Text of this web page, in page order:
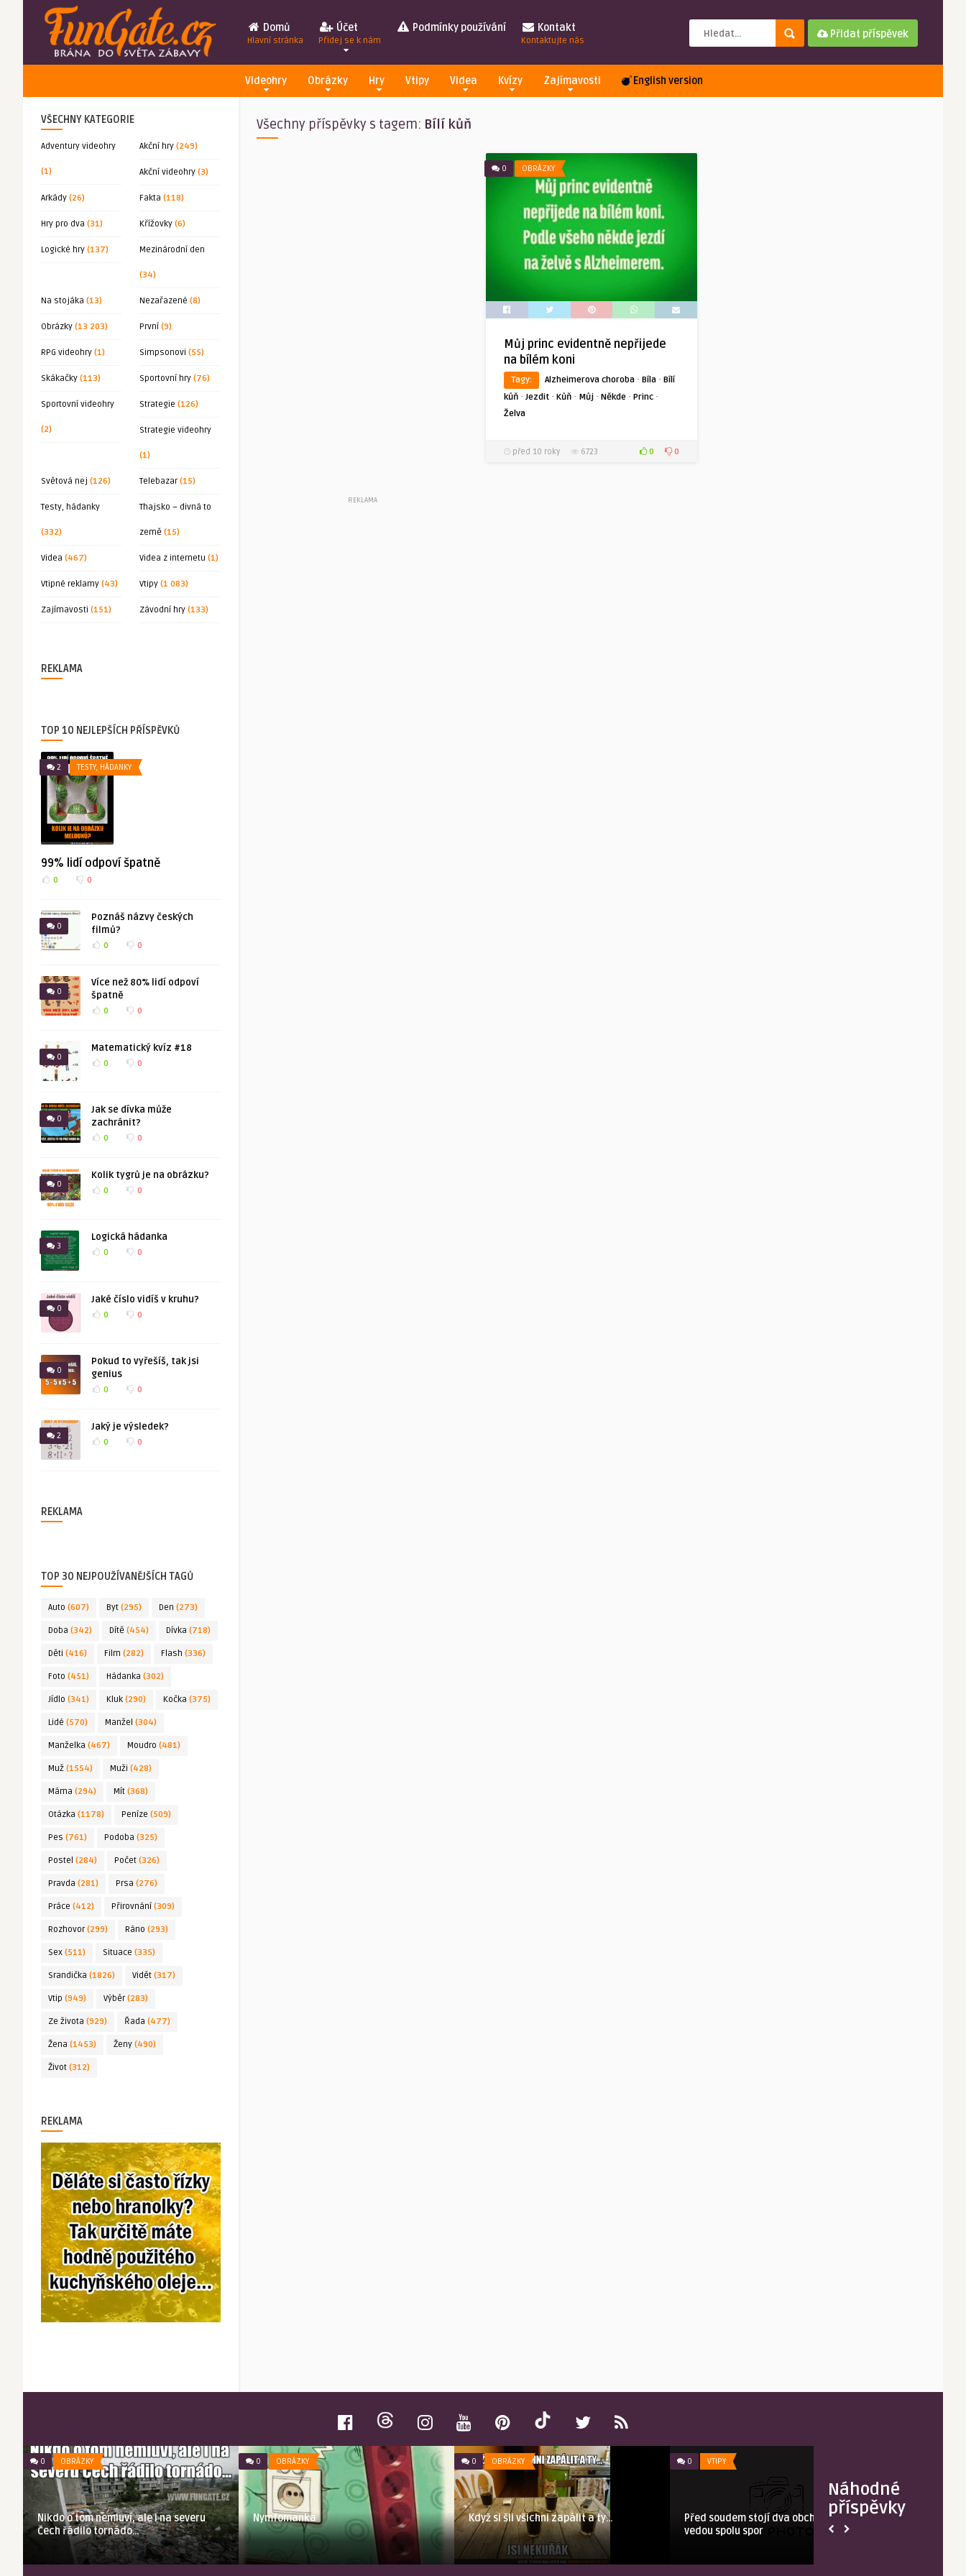
Domů
Hlavní stránka
Účet
Přidej se k nám
Podmínky používání Kontakt
Kontaktujte nás
Přidat příspěvek
Videohry Obrázky Hry Vtipy Videa Kvízy Zajímavosti English version
VŠECHNY KATEGORIE
Adventury videohry
(1)
Akční hry (249)
Akční videohry (3)
Arkády (26) Fakta (118)
Hry pro dva (31) Křížovky (6)
Logické hry (137) Mezinárodní den
(34)
Na stojáka (13) Nezařazené (8)
Obrázky (13 203) První (9)
RPG videohry (1) Simpsonovi (55)
Skákačky (113) Sportovní hry (76)
Sportovní videohry
(2)
Strategie (126)
Strategie videohry
(1)
Světová nej (126) Telebazar(15)
Testy, hádanky
(332)
Thajsko – divná to
země (15)
Videa (467) Videa z internetu (1)
Vtipné reklamy (43) Vtipy (1 083)
Zajímavosti (151) Závodní hry (133)
REKLAMA
TOP 10 NEJLEPŠÍCH PŘÍSPĚVKŮ
2 TESTY, HÁDANKY
99% lidí odpoví špatně
0 0
0
Poznáš názvy českých
filmů?
0 0
0
Více než 80% lidí odpoví
špatně
0 0
0
Matematický kvíz #18
0 0
0
Jak se dívka může
zachránit?
0 0
0
Kolik tygrů je na obrázku?
0 0
3
Logická hádanka
0 0
0
Jaké číslo vidíš v kruhu?
0 0
0
Pokud to vyřešíš, tak jsi
genius
0 0
2
Jaký je výsledek?
0 0
REKLAMA
TOP 30 NEJPOUŽÍVANĚJŠÍCH TAGŮ
Auto (607) Byt (295) Den (273)
Doba (342) Dítě (454) Dívka (718)
Děti (416) Film (282) Flash (336)
Foto (451) Hádanka (302)
Jídlo (341) Kluk (290) Kočka (375)
Lidé (570) Manžel (304)
Manželka (467) Moudro (481)
Muž (1554) Muži (428)
Máma (294) Mít (368)
Otázka (1178) Peníze (509)
Pes (761) Podoba (325)
Postel (284) Počet (326)
Pravda (281) Prsa (276)
Práce (412) Přirovnání (309)
Rozhovor(299) Ráno (293)
Sex (511) Situace (335)
Srandička (1826) Vidět (317)
Vtip (949) Výběr(283)
Ze života (929) Řada (477)
Žena (1453) Ženy (490)
Život (312)
REKLAMA
Všechny příspěvky s tagem: Bílí kůň
REKLAMA
0 OBRÁZKY
Můj princ evidentně nepřijede
na bílém koni
Tagy: Alzheimerova choroba · Bíla · Bílí
kůň · Jezdit · Kůň · Můj · Někde · Princ ·
Želva
před 10 roky 6723 0 0
Náhodné
příspěvky
0 OBRÁZKY
Nikdo o tom nemluví, ale i na severu
Čech řádilo tornádo…
0 OBRÁZKY
Nymfomanka
0 OBRÁZKY
Když si šli všichni zapálit a ty…
0 VTIPY
Před soudem stojí dva obchodníci a
vedou spolu spor
Doktor mi